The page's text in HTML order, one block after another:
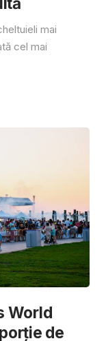
mai
cel mai
World
de